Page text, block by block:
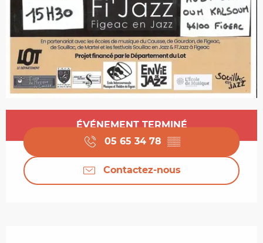
Ouverture et coordonnées
ÉVÉNEMENT TERMINÉ
05 65 34 78 ▒▒
Contactez-nous